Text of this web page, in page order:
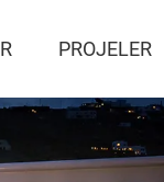
PROJELER